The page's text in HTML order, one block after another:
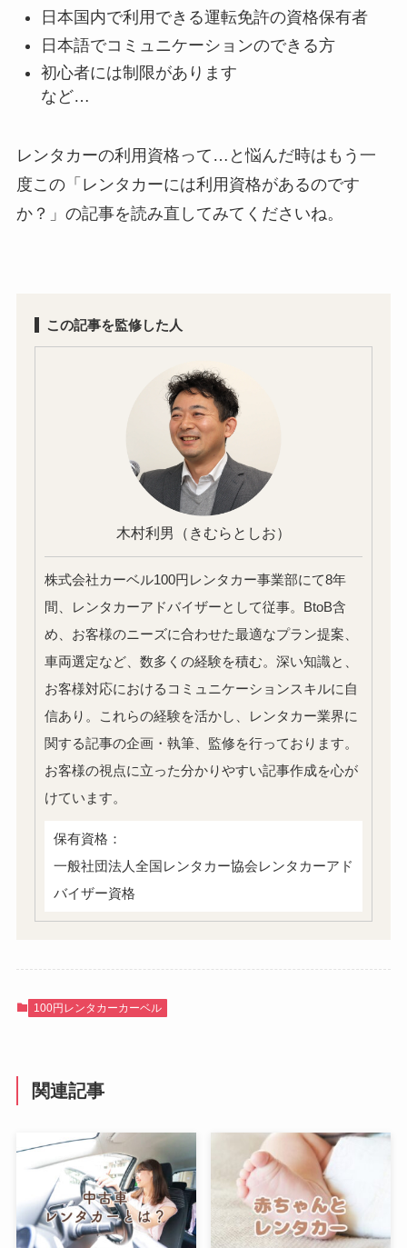
日本国内で利用できる運転免許の資格保有者
日本語でコミュニケーションのできる方
初心者には制限があります
など…
レンタカーの利用資格って…と悩んだ時はもう一
度この「レンタカーには利用資格があるのです
か？」の記事を読み直してみてくださいね。
この記事を監修した人
木村利男 （きむらとしお）
株式会社カーベル100円レンタカー事業部にて8年
間、レンタカーアドバイザーとして従事。BtoB含
め、お客様のニーズに合わせた最適なプラン提案、
車両選定など、数多くの経験を積む。深い知識と、
お客様対応におけるコミュニケーションスキルに自
信あり。これらの経験を活かし、レンタカー業界に
関する記事の企画・執筆、監修を行っております。
お客様の視点に立った分かりやすい記事作成を心が
けています。
保有資格：
一般社団法人全国レンタカー協会レンタカーアド
バイザー資格
100円レンタカーカーベル
関連記事